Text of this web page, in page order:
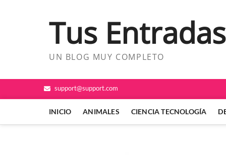
Tus Entradas
UN BLOG MUY COMPLETO
support@support.com
INICIO ANIMALES CIENCIA TECNOLOGÍA